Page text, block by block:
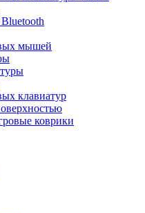
мышей
клавиатур
коврики